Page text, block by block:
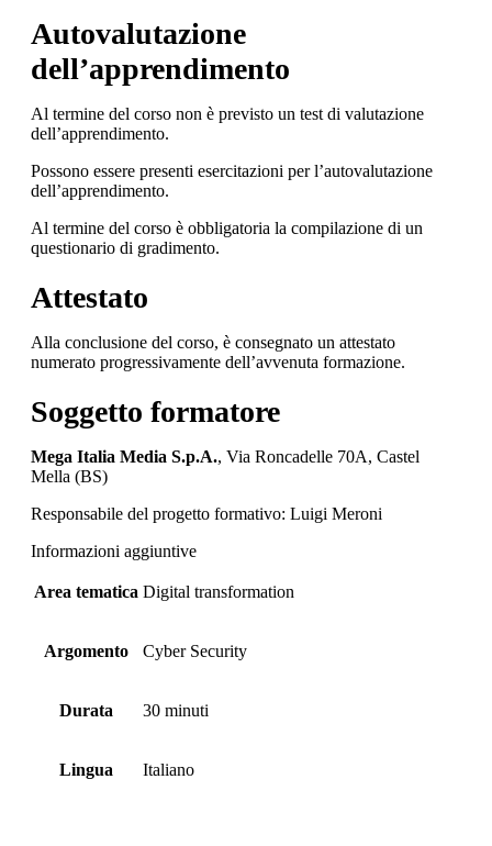
Autovalutazione
dell’apprendimento
Al termine del corso non è previsto un test di valutazione
dell’apprendimento.
Possono essere presenti esercitazioni per l’autovalutazione
dell’apprendimento.
Al termine del corso è obbligatoria la compilazione di un
questionario di gradimento.
Attestato
Alla conclusione del corso, è consegnato un attestato
numerato progressivamente dell’avvenuta formazione.
Soggetto formatore
Mega Italia Media S.p.A., Via Roncadelle 70A, Castel
Mella (BS)
Responsabile del progetto formativo: Luigi Meroni
Informazioni aggiuntive
Area tematica Digital transformation
Argomento Cyber Security
Durata 30 minuti
Lingua Italiano